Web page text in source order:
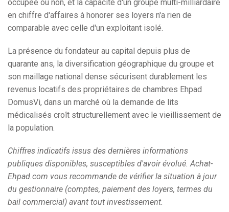
occupée ou non, et la capacité d'un groupe multi-milliardaire
en chiffre d'affaires à honorer ses loyers n'a rien de
comparable avec celle d'un exploitant isolé.
La présence du fondateur au capital depuis plus de
quarante ans, la diversification géographique du groupe et
son maillage national dense sécurisent durablement les
revenus locatifs des propriétaires de chambres Ehpad
DomusVi, dans un marché où la demande de lits
médicalisés croît structurellement avec le vieillissement de
la population.
Chiffres indicatifs issus des dernières informations
publiques disponibles, susceptibles d'avoir évolué. Achat-
Ehpad.com vous recommande de vérifier la situation à jour
du gestionnaire (comptes, paiement des loyers, termes du
bail commercial) avant tout investissement.